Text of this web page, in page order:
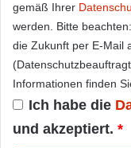
gemäß Ihrer
werden. Bitte
die Zukunft per E-Mail
Informationen finden
Ich habe die
und akzeptiert. *